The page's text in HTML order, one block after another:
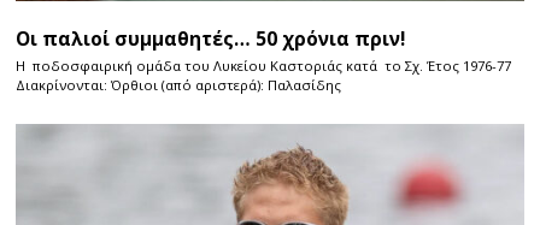
Οι παλιοί συμμαθητές… 50 χρόνια πριν!
Η ποδοσφαιρική ομάδα του Λυκείου Καστοριάς κατά το Σχ. Έτος 1976-77
Διακρίνονται: Όρθιοι (από αριστερά): Παλασίδης